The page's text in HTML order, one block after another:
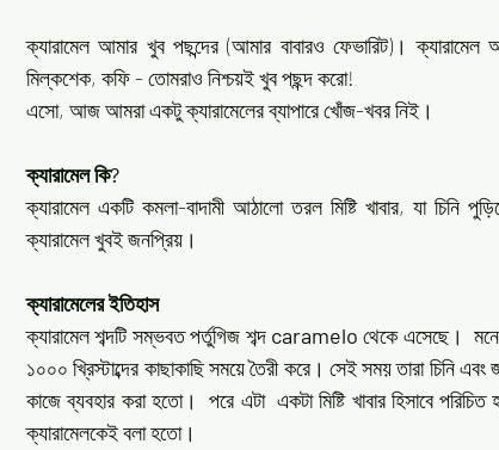
ক্যারামেল আমার খুব পছন্দের (আমার বাবারও ফেভারিট)।
মিল্কশেক, কফি - তোমরাও নিশ্চয়ই খুব পছন্দ করো!
এসো, আজ আমরা একটু ক্যারামেলের ব্যাপারে খোঁজ-খবর নিই।
ক্যারামেল কি?
ক্যারামেল একটি কমলা-বাদামী আঠালো তরল মিষ্টি খাবার, যা চিনি
ক্যারামেল খুবই জনপ্রিয়।
ক্যারামেলের ইতিহাস
ক্যারামেল শব্দটি সম্ভবত পর্তুগিজ শব্দ caramelo থেকে এসেছে।
১০০০ খ্রিস্টাব্দের কাছাকাছি সময়ে তৈরী করে। সেই সময় তারা চিনি
কাজে ব্যবহার করা হতো।  পরে এটা  একটা মিষ্টি খাবার হিসাবে
ক্যারামেলকেই বলা হতো।